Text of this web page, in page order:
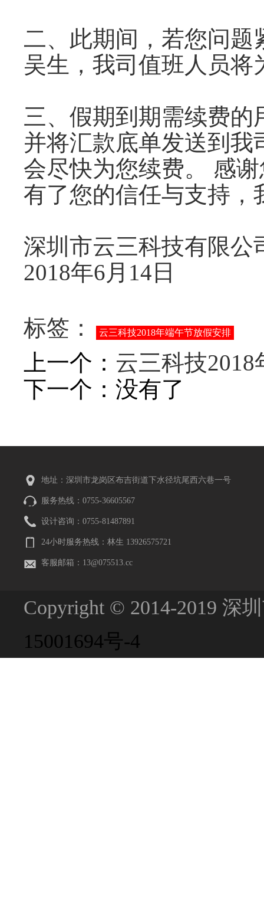
二、此期间，若您问题
吴生，我司值班人员将
三、假期到期需续费
并将汇款底单发送到我
会尽快为您续费。 感
有了您的信任与支持，
深圳市云三科技有限公
2018年6月14日
标签： 云三科技2018年端午节放假安排
上一个： 云三科技
下一个：没有了
地址：深圳市龙岗区布吉街道下水径坑尾西六巷一号
服务热线：0755-36605567
设计咨询：0755-81487891
24小时服务热线：林生 13926575721
客服邮箱：13@075513.cc
Copyright © 2014-2019
15001694号-4